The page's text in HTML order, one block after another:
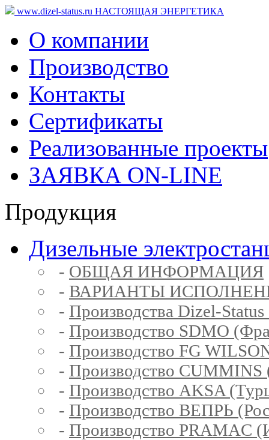
www.dizel-status.ru НАСТОЯЩАЯ ЭНЕРГЕТИКА
О компании
Производство
Контакты
Сертификаты
Реализованные проекты
ЗАЯВКА ON-LINE
Продукция
Дизельные
- ОБЩАЯ ИНФОРМАЦИЯ
- ВАРИАНТЫ
- Производства Dizel-
- Производство SDMO
- Производство FG
- Производство CUMMINS
- Производство AKSA
- Производство ВЕПРЬ
- Производство PRAMAC